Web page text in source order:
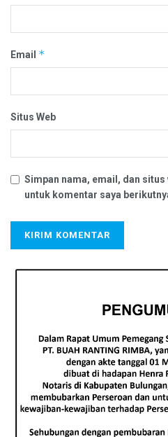
Email *
Situs Web
Simpan nama, email, dan situs
untuk komentar saya